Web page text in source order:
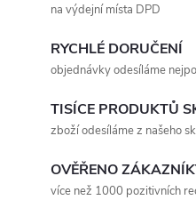
na výdejní místa DPD
RYCHLÉ DORUČENÍ
objednávky odesíláme
TISÍCE PRODUKTŮ
zboží odesíláme z našeho
OVĚŘENO
více než 1000 pozitivních